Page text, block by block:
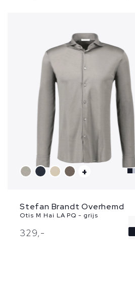
+
Stefan Brandt Overhemd
Otis M Hai LA PQ - grijs
329,-